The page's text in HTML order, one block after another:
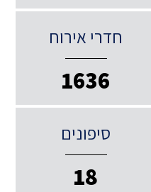
חדרי אירוח
1636
סיפונים
18